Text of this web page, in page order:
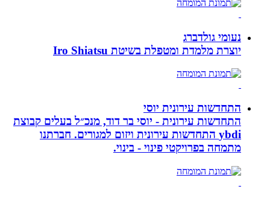
נעומי גולדברג
יוצרת מלמדת ומטפלת בשיטת Iro Shiatsu
התחדשות עירונית יוסי
התחדשות עירונית - יוסי בר דוד, מנכ״ל בעלים קבוצת
ybdi התחדשות עירונית ויזום למגורים. חברתנו
מתמחה בפרויקטי פינוי - בינוי.